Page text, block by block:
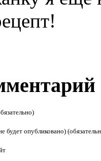
будет опубликовано)